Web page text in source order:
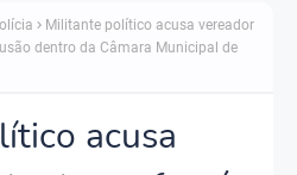
Militante político acusa vereador
dentro da Câmara Municipal de
acusa